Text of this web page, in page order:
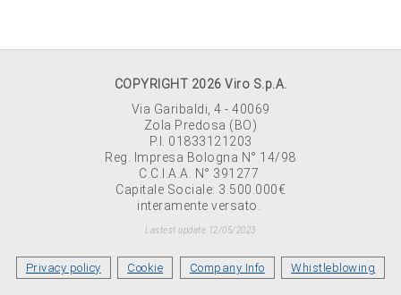
COPYRIGHT 2026 Viro S.p.A.
Via Garibaldi, 4 - 40069
Zola Predosa (BO)
P.I. 01833121203
Reg. Impresa Bologna N° 14/98
C.C.I.A.A. N° 391277
Capitale Sociale: 3.500.000€
interamente versato.
Lastest update 12/05/2023
Privacy policy Cookie Company Info Whistleblowing